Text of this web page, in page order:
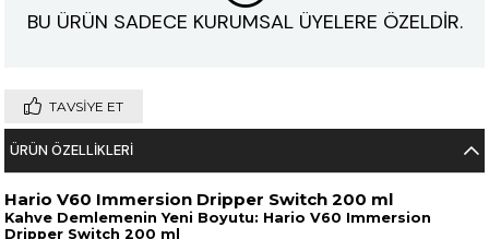
BU ÜRÜN SADECE KURUMSAL ÜYELERE ÖZELDİR.
TAVSIYE ET
ÜRÜN ÖZELLIKLERI
Hario V60 Immersion Dripper Switch 200 ml
Kahve Demlemenin Yeni Boyutu: Hario V60 Immersion
Dripper Switch 200 ml